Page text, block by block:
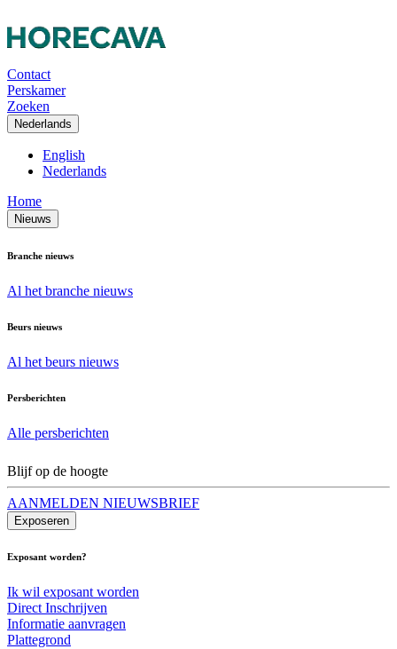
Contact
Perskamer
Zoeken
Nederlands
English
Nederlands
Home
Nieuws
Branche nieuws
Al het branche nieuws
Beurs nieuws
Al het beurs nieuws
Persberichten
Alle persberichten
Blijf op de hoogte
AANMELDEN NIEUWSBRIEF
Exposeren
Exposant worden?
Ik wil exposant worden
Direct Inschrijven
Informatie aanvragen
Plattegrond